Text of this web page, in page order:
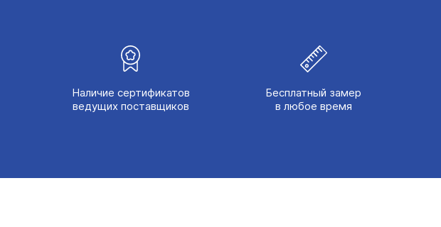
Наличие сертификатов
ведущих поставщиков
Бесплатный замер
в любое время